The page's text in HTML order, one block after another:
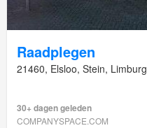
Raadplegen
21460, Elsloo, Stein, Limburg
30+ dagen geleden
COMPANYSPACE.COM